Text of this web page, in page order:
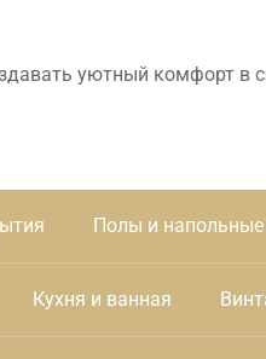
уютный комфорт в
Полы и
Кухня и ванная